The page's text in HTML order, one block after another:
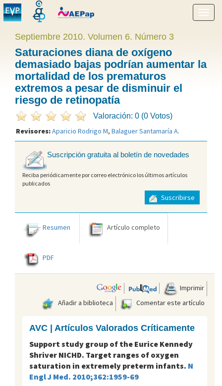
menú
Septiembre 2010. Volumen 6. Número 3
Saturaciones diana de oxígeno
demasiado bajas podrían aumentar la
mortalidad de los prematuros
extremos a pesar de disminuir el
riesgo de retinopatía
Valoración: 0 (0 Votos)
Revisores:Aparicio Rodrigo M, Balaguer Santamaría A.
Suscripción gratuita al boletín de novedades
Reciba periódicamente por correo electrónico los últimos artículos
publicados
Suscribirse
Resumen Artículo completo
PDF
Imprimir
Añadir a biblioteca
Comentar este artículo
AVC | Artículos Valorados Críticamente
Support study group of the Eurice Kennedy
Shriver NICHD. Target ranges of oxygen
saturation in extremely preterm infants. N
Engl J Med. 2010;362:1959-69